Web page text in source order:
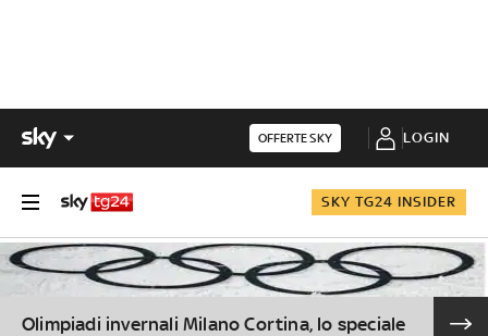
OFFERTE SKY LOGIN
SKY TG24 INSIDER
Olimpiadi invernali Milano Cortina, lo speciale